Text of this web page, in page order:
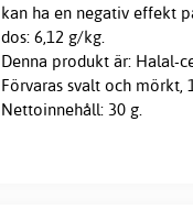
kan ha en negativ effekt
dos: 6,12 g/kg.
Denna produkt är: Halal-
Förvaras svalt och mörkt,
Nettoinnehåll: 30 g.